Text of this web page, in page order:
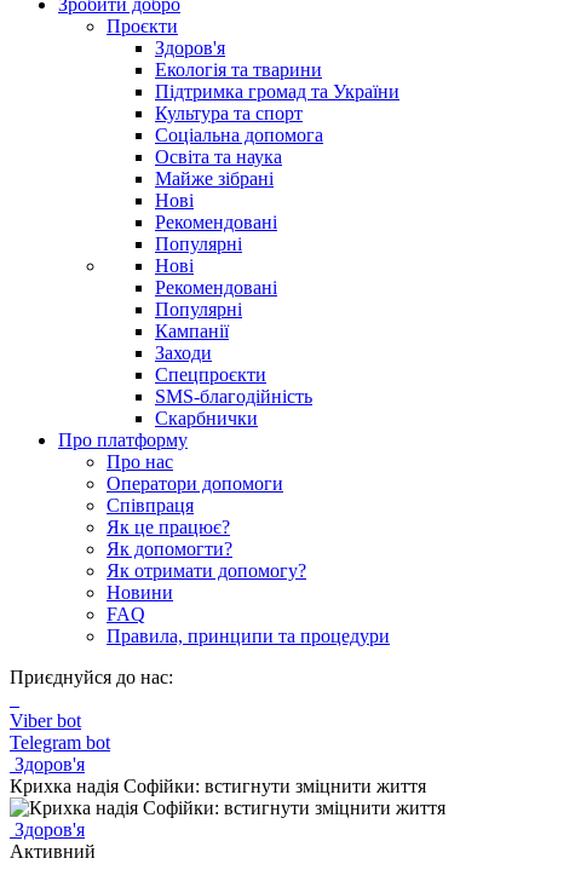
Зробити добро
Проєкти
Здоров'я
Екологія та тварини
Підтримка громад та України
Культура та спорт
Соціальна допомога
Освіта та наука
Майже зібрані
Нові
Рекомендовані
Популярні
Нові
Рекомендовані
Популярні
Кампанії
Заходи
Спецпроєкти
SMS-благодійність
Скарбнички
Про платформу
Про нас
Оператори допомоги
Співпраця
Як це працює?
Як допомогти?
Як отримати допомогу?
Новини
FAQ
Правила, принципи та процедури
Приєднуйся до нас:
Viber bot
Telegram bot
Здоров'я
Крихка надія Софійки: встигнути зміцнити життя
Здоров'я
Активний